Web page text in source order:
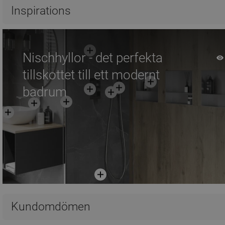
Jämför
Inspirations
Nischhyllor - det perfekta
tillskottet till ett modernt
badrum
Kundomdömen